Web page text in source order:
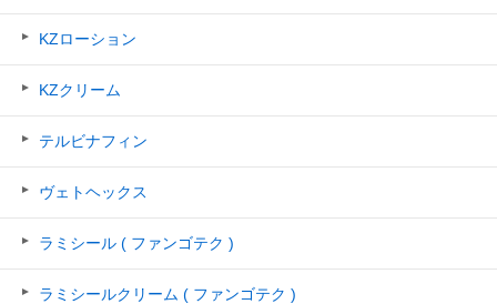
KZローション
KZクリーム
テルビナフィン
ヴェトヘックス
ラミシール ( ファンゴテク )
ラミシールクリーム ( ファンゴテク )